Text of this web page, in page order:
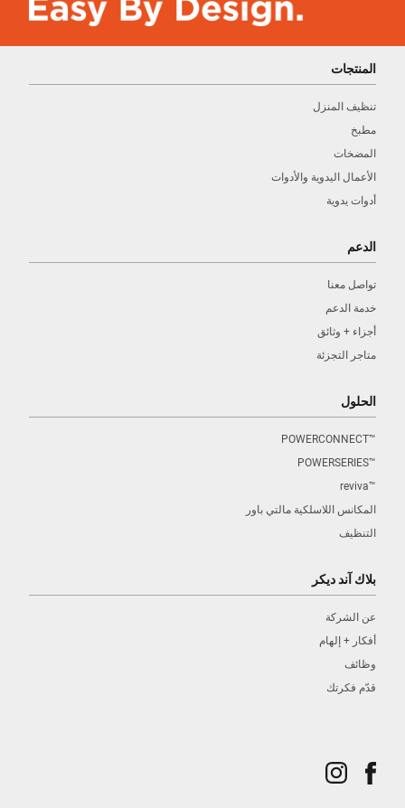
المنتجات
تنظيف المنزل
مطبخ
المضخات
الأعمال اليدوية والأدوات
أدوات يدوية
الدعم
تواصل معنا
خدمة الدعم
أجزاء + وثائق
متاجر التجزئة
الحلول
™POWERCONNECT
™POWERSERIES
™reviva
المكانس اللاسلكية مالتي باور
التنظيف
بلاك آند ديكر
عن الشركة
أفكار + إلهام
وظائف
قدّم فكرتك